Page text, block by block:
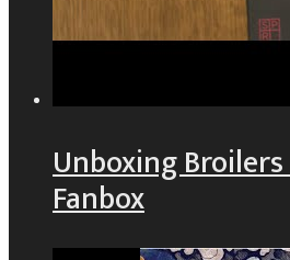
Unboxing
Fanbox